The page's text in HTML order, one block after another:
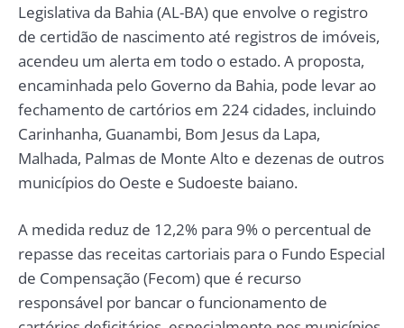
Legislativa da Bahia (AL-BA) que envolve o registro
de certidão de nascimento até registros de imóveis,
acendeu um alerta em todo o estado. A proposta,
encaminhada pelo Governo da Bahia, pode levar ao
fechamento de cartórios em 224 cidades, incluindo
Carinhanha, Guanambi, Bom Jesus da Lapa,
Malhada, Palmas de Monte Alto e dezenas de outros
municípios do Oeste e Sudoeste baiano.
A medida reduz de 12,2% para 9% o percentual de
repasse das receitas cartoriais para o Fundo Especial
de Compensação (Fecom) que é recurso
responsável por bancar o funcionamento de